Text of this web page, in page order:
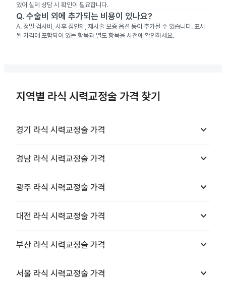
있어 실제 상담 시 확인이 필요합니다.
Q. 수술비 외에 추가되는 비용이 있나요?
A. 정밀 검사비, 사후 점안제, 재시술 보증 옵션 등이 추가될 수 있습니다. 표시
된 가격에 포함되어 있는 항목과 별도 항목을 사전에 확인하세요.
지역별 라식 시력교정술 가격 찾기
경기 라식 시력교정술 가격 keyboard_arrow_down
경남 라식 시력교정술 가격 keyboard_arrow_down
광주 라식 시력교정술 가격 keyboard_arrow_down
대전 라식 시력교정술 가격 keyboard_arrow_down
부산 라식 시력교정술 가격 keyboard_arrow_down
서울 라식 시력교정술 가격 keyboard_arrow_down